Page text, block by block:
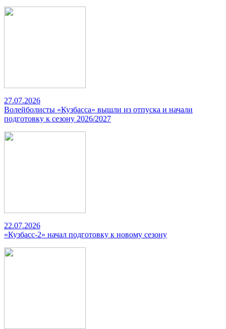
27.07.2026
Волейболисты «Кузбасса» вышли из отпуска и начали
подготовку к сезону 2026/2027
22.07.2026
«Кузбасс-2» начал подготовку к новому сезону